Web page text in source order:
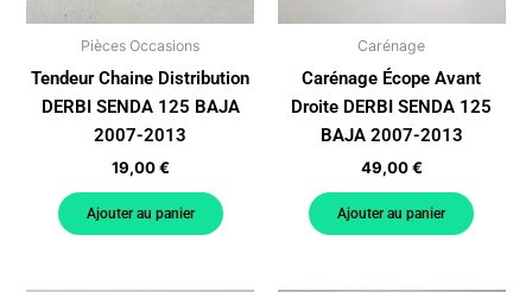
Pièces Occasions
Tendeur Chaine Distribution
DERBI SENDA 125 BAJA
2007-2013
19,00€
Ajouter au panier
Carénage
Carénage Écope Avant
Droite DERBI SENDA 125
BAJA 2007-2013
49,00€
Ajouter au panier